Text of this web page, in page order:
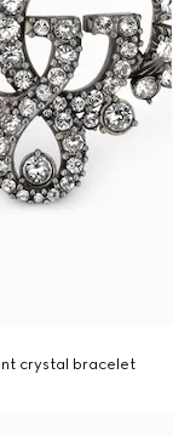
crystal bracelet